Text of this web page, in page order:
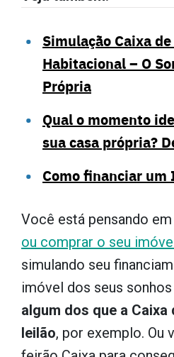
Simulação Caixa
Habitacional – O
Própria
Qual o momento
sua casa própria?
Como financiar um
Você está pensando em
ou comprar o seu
simulando seu
imóvel dos seus
algum dos que a
leilão, por exemplo. Ou